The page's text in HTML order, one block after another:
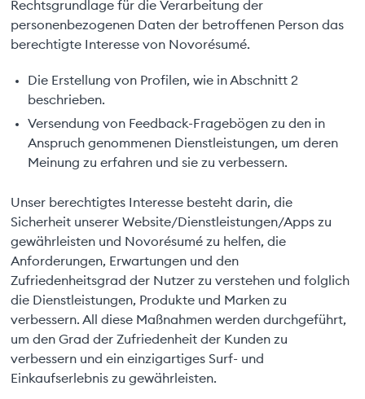
Rechtsgrundlage für die Verarbeitung der
personenbezogenen Daten der betroffenen Person das
berechtigte Interesse von Novorésumé.
Die Erstellung von Profilen, wie in Abschnitt 2
beschrieben.
Versendung von Feedback-Fragebögen zu den in
Anspruch genommenen Dienstleistungen, um deren
Meinung zu erfahren und sie zu verbessern.
Unser berechtigtes Interesse besteht darin, die
Sicherheit unserer Website/Dienstleistungen/Apps zu
gewährleisten und Novorésumé zu helfen, die
Anforderungen, Erwartungen und den
Zufriedenheitsgrad der Nutzer zu verstehen und folglich
die Dienstleistungen, Produkte und Marken zu
verbessern. All diese Maßnahmen werden durchgeführt,
um den Grad der Zufriedenheit der Kunden zu
verbessern und ein einzigartiges Surf- und
Einkaufserlebnis zu gewährleisten.